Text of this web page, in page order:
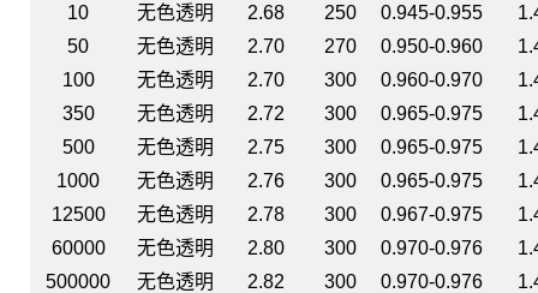
10
无色透明 2.68 250 0.945-0.955
50
无色透明 2.70 270 0.950-0.960
100
无色透明 2.70 300 0.960-0.970
350
无色透明 2.72 300 0.965-0.975
500
无色透明 2.75 300 0.965-0.975
1000
无色透明 2.76 300 0.965-0.975
12500
无色透明 2.78 300 0.967-0.975
60000
无色透明 2.80 300 0.970-0.976
500000
无色透明 2.82 300 0.970-0.976